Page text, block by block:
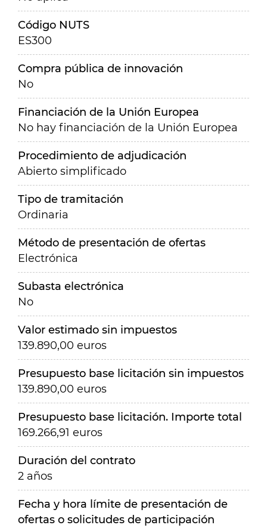
Código NUTS
ES300
Compra pública de innovación
No
Financiación de la Unión Europea
No hay financiación de la Unión Europea
Procedimiento de adjudicación
Abierto simplificado
Tipo de tramitación
Ordinaria
Método de presentación de ofertas
Electrónica
Subasta electrónica
No
Valor estimado sin impuestos
139.890,00 euros
Presupuesto base licitación sin impuestos
139.890,00 euros
Presupuesto base licitación. Importe total
169.266,91 euros
Duración del contrato
2 años
Fecha y hora límite de presentación de
ofertas o solicitudes de participación